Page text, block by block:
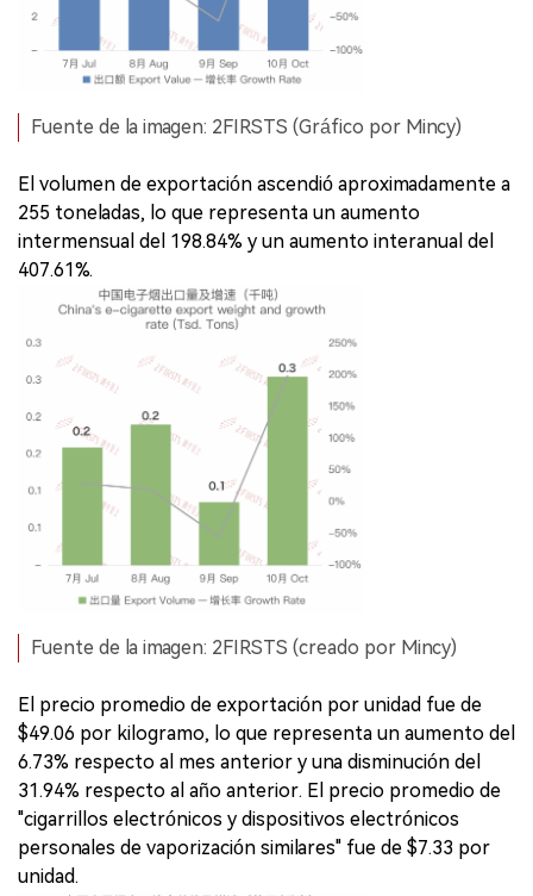
Fuente de la imagen: 2FIRSTS (Gráfico por Mincy)
El volumen de exportación ascendió aproximadamente a
255 toneladas, lo que representa un aumento
intermensual del 198.84% y un aumento interanual del
407.61%.
Fuente de la imagen: 2FIRSTS (creado por Mincy)
El precio promedio de exportación por unidad fue de
$49.06 por kilogramo, lo que representa un aumento del
6.73% respecto al mes anterior y una disminución del
31.94% respecto al año anterior. El precio promedio de
"cigarrillos electrónicos y dispositivos electrónicos
personales de vaporización similares" fue de $7.33 por
unidad.